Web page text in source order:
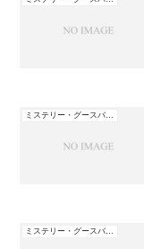
ミステリー・グースバンプス
ミステリー・グースバンプス